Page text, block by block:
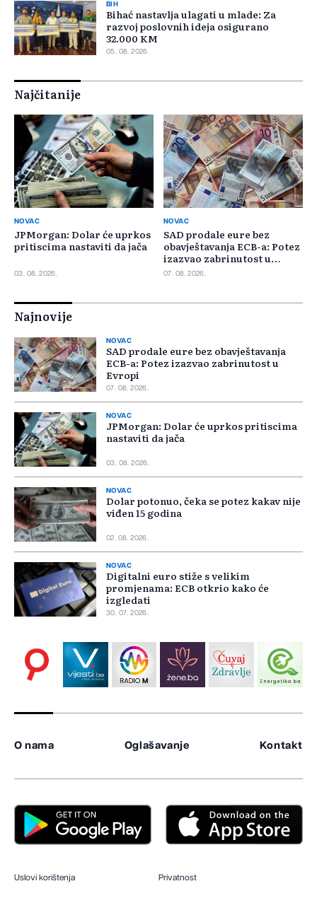
BIH
Bihać nastavlja ulagati u mlade: Za
razvoj poslovnih ideja osigurano
32.000 KM
05. 08. 2026.
Najčitanije
NOVAC
JPMorgan: Dolar će uprkos
pritiscima nastaviti da jača
03. 08. 2026.
NOVAC
SAD prodale eure bez
obavještavanja ECB-a: Potez
izazvao zabrinutost u
Evropi
07. 08. 2026.
Najnovije
NOVAC
SAD prodale eure bez obavještavanja
ECB-a: Potez izazvao zabrinutost u
Evropi
07. 08. 2026.
NOVAC
JPMorgan: Dolar će uprkos pritiscima
nastaviti da jača
03. 08. 2026.
NOVAC
Dolar potonuo, čeka se potez kakav nije
viđen 15 godina
02. 08. 2026.
NOVAC
Digitalni euro stiže s velikim
promjenama: ECB otkrio kako će
izgledati
30. 07. 2026.
O nama Oglašavanje Kontakt
Uslovi korištenja Privatnost